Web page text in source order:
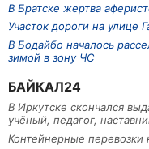
В Братске жертва
Участок дороги на улице
В Бодайбо началось
зимой в зону ЧС
БАЙКАЛ24
В Иркутске скончался
учёный, педагог,
Контейнерные